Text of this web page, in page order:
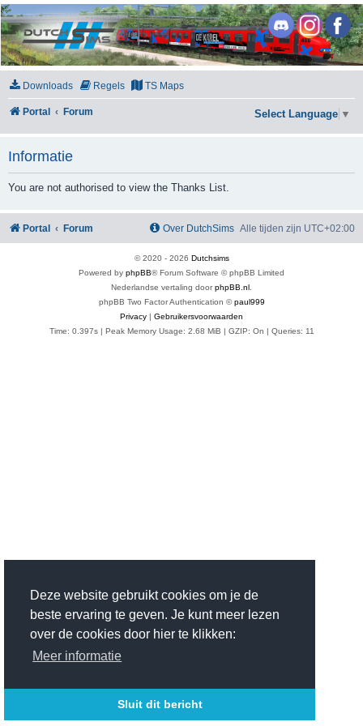
Deze website gebruikt cookies om je de
beste ervaring te geven. Je kunt meer lezen
over de cookies door hier te klikken:
Meer informatie
Sluit dit bericht
DutchSims
Downloads Regels TS Maps
Portal Forum Select Language ▼
Informatie
You are not authorised to view the Thanks List.
Portal Forum Alle tijden zijn UTC+02:00
Over DutchSims
© 2020 - 2026 Dutchsims
Powered by phpBB® Forum Software © phpBB Limited
Nederlandse vertaling doorphpBB.nl
phpBB Two Factor Authentication ©paul999
Privacy | Gebruikersvoorwaarden
Time: 0.397s| Peak Memory Usage: 2.68 MiB | GZIP: On | Queries: 11